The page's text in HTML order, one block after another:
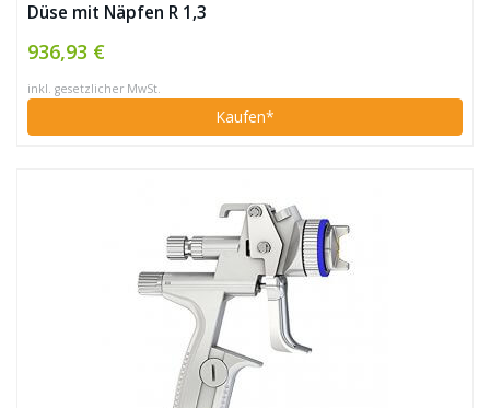
Düse mit Näpfen R 1,3
936,93 €
inkl. gesetzlicher MwSt.
Kaufen*